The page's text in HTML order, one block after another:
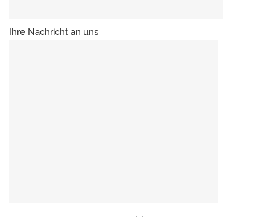
Ihre Nachricht an uns